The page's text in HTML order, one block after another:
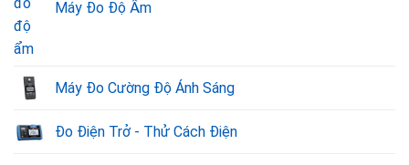
Máy Đo Độ Ẩm
Máy Đo Cường Độ Ánh Sáng
Đo Điện Trở - Thử Cách Điện